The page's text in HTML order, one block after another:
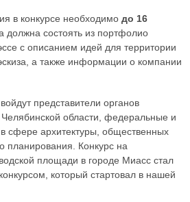
в конкурсе необходимо до 16
должна состоять из портфолио
с описанием идей для территории
а также информации о компании
представители органов
Челябинской области, федеральные и
сфере архитектуры, общественных
планирования. Конкурс на
площади в городе Миасс стал
который стартовал в нашей